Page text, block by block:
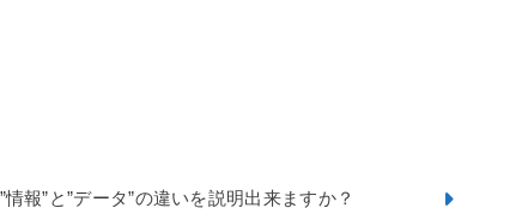
”情報”と”データ”の違いを説明出来ますか？